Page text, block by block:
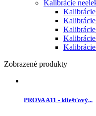
Kalibrácie
Zobrazené produkty
PROVA A11 - kliešťový...